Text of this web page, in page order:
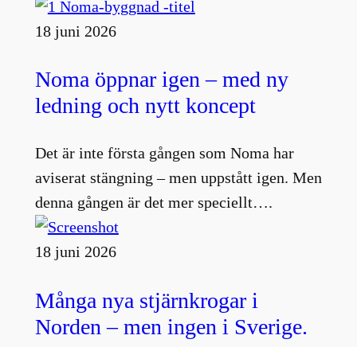
18 juni 2026
Noma öppnar igen – med ny
ledning och nytt koncept
Det är inte första gången som Noma har
aviserat stängning – men uppstått igen. Men
denna gången är det mer speciellt….
18 juni 2026
Många nya stjärnkrogar i
Norden – men ingen i Sverige.